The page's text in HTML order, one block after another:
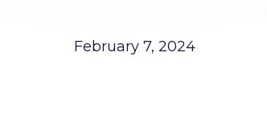
February 7, 2024